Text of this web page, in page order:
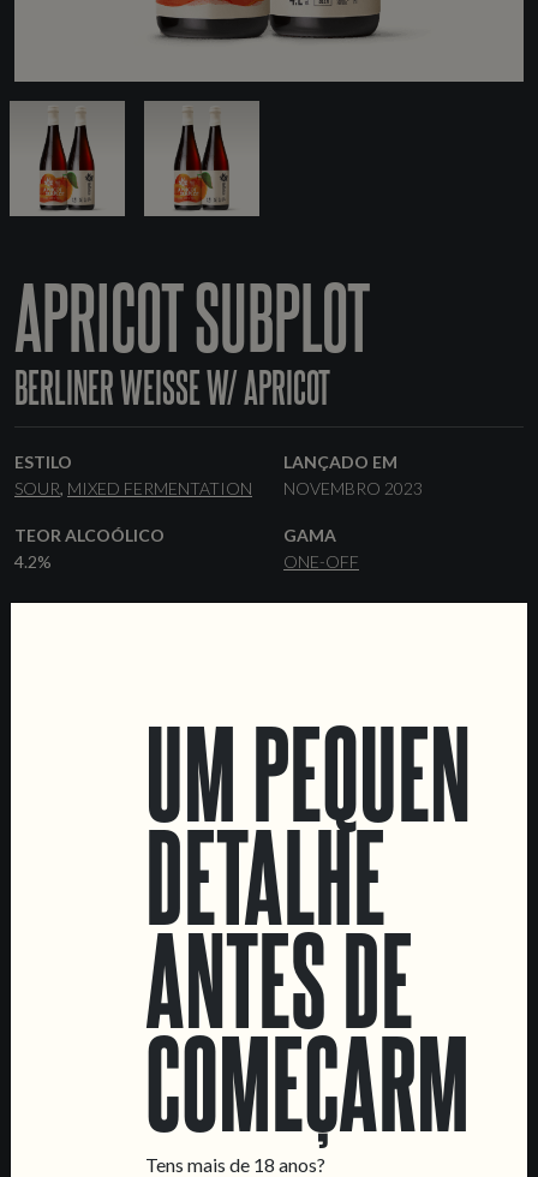
APRICOT SUBPLOT
BERLINER WEISSE W/ APRICOT
ESTILO
SOUR MIXED FERMENTATION
LANÇADO EM
NOVEMBRO 2023
TEOR ALCOÓLICO
4.2%
GAMA
ONE-OFF
LEVEDURA
FORMATOS
Marvila Taproom
Intendente Taproom
Quero vender as vossas cervejas!
UM PEQUENO
DETALHE
ANTES DE
Tens mais de 18 anos?